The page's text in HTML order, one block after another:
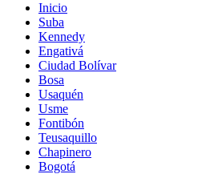
Inicio
Suba
Kennedy
Engativá
Ciudad Bolívar
Bosa
Usaquén
Usme
Fontibón
Teusaquillo
Chapinero
Bogotá